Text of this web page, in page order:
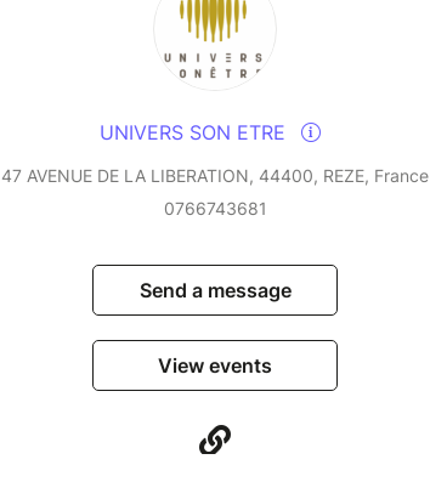
UNIVERS SON ETRE
47 AVENUE DE LA LIBERATION, 44400, REZE, France
0766743681
Send a message
View events